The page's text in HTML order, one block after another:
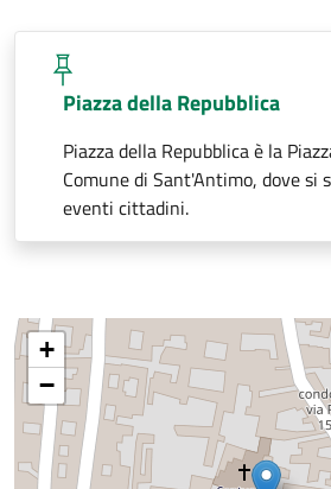
Piazza della Repubblica
Piazza della Repubblica è la
Comune di Sant'Antimo, dove si
eventi cittadini.
+
−